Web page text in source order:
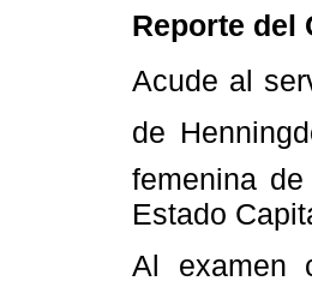
Reporte del
Acude al
de
femenina
Estado
Al examen